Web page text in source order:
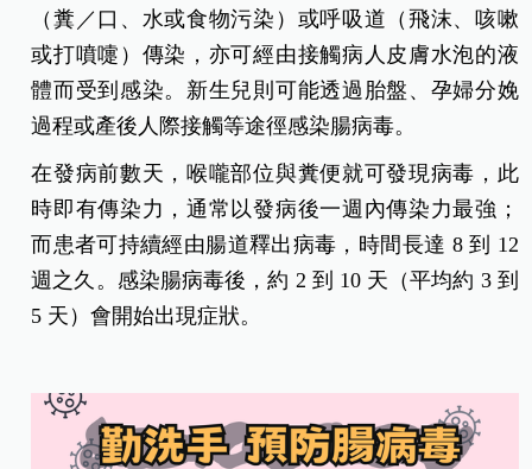
（糞／口、水或食物污染）或呼吸道（飛沫、咳嗽
或打噴嚏）傳染，亦可經由接觸病人皮膚水泡的液
體而受到感染。新生兒則可能透過胎盤、孕婦分娩
過程或產後人際接觸等途徑感染腸病毒。
在發病前數天，喉嚨部位與糞便就可發現病毒，此
時即有傳染力，通常以發病後一週內傳染力最強；
而患者可持續經由腸道釋出病毒，時間長達 8 到 12
週之久。感染腸病毒後，約 2 到 10 天（平均約 3 到
5 天）會開始出現症狀。